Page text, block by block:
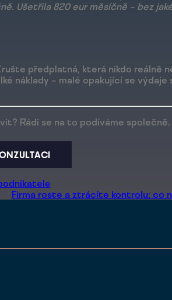
Ušetřila 820 eur měsíčně – bez
předplatná, která nikdo reálně
náklady – malé opakující se
Rádi se na to podíváme společně.
Firma roste a ztrácíte kontrolu: co